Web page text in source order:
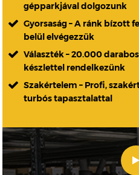
gépparkjával dolgozunk
Gyorsaság – A ránk bízott
belül elvégezzük
Választék – 20.000
készlettel rendelkezünk
Szakértelem – Profi,
turbós tapasztalattal